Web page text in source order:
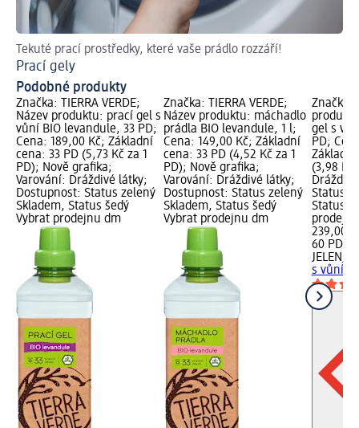
Tekuté prací prostředky, které vaše prádlo rozzáří!
Prací gely
Podobné produkty
Značka: TIERRA VERDE;
Název produktu: prací gel s
vůní BIO levandule, 33 PD;
Cena: 189,00 Kč; Základní
cena: 33 PD (5,73 Kč za 1
PD); Nově grafika;
Varování: Dráždivé látky;
Dostupnost: Status zelený
Skladem, Status šedý
Vybrat prodejnu dm
Značka: TIERRA VERDE;
Název produktu: máchadlo
prádla BIO levandule, 1 l;
Cena: 149,00 Kč; Základní
cena: 33 PD (4,52 Kč za 1
PD); Nově grafika;
Varování: Dráždivé látky;
Dostupnost: Status zelený
Skladem, Status šedý
Vybrat prodejnu dm
Značka:
gel s
PD;
Základní
(3,98 Kč
Status
Status
239,00
60 PD
JELEN
s vůní